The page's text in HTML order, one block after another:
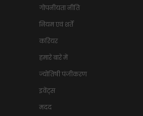
गोपनीयता नीति
नियम एवं शर्तें
करियर
हमारे बारे में
ज्योतिषी पंजीकरण
इवेंट्स
मदद